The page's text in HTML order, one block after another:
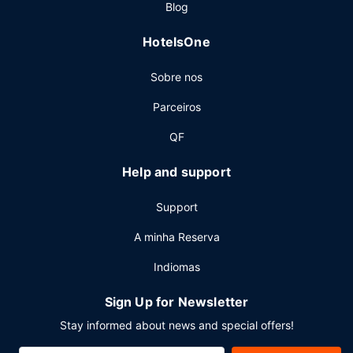
Blog
HotelsOne
Sobre nos
Parceiros
QF
Help and support
Support
A minha Reserva
Indiomas
Sign Up for Newsletter
Stay informed about news and special offers!